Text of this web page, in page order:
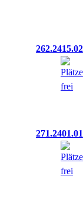
262.2415.02
271.2401.01